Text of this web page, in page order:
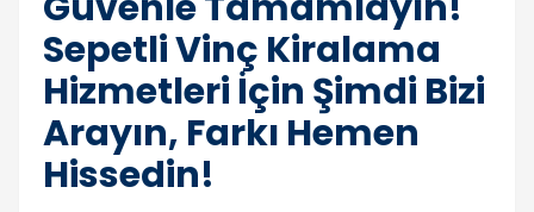
Sepetli Vinç Kiralama
Hizmetleri İçin Şimdi Bizi
Arayın, Farkı Hemen
Hissedin!